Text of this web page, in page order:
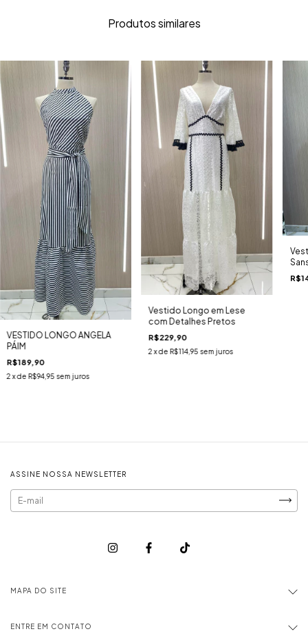
Produtos similares
VESTIDO LONGO ANGELA
PÁIM
R$189,90
2 x de R$94,95 sem juros
Vestido Longo em Lese
com Detalhes Pretos
R$229,90
2 x de R$114,95 sem juros
ASSINE NOSSA NEWSLETTER
MAPA DO SITE
ENTRE EM CONTATO